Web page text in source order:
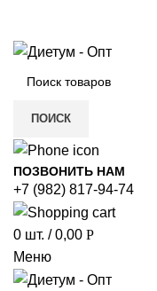
ПОИСК
ПОЗВОНИТЬ НАМ
+7 (982) 817-94-74
0 шт. / 0,00 Р
Меню